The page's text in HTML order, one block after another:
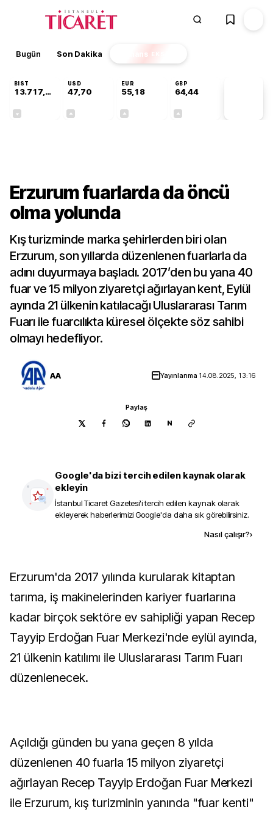
Bugün Son Dakika Finans EKSTRA
BIST
13.717,88
USD
47,70
EUR
55,18
GBP
64,44
Erzurum fuarlarda da öncü
olma yolunda
Kış turizminde marka şehirlerden biri olan
Erzurum, son yıllarda düzenlenen fuarlarla da
adını duyurmaya başladı. 2017’den bu yana 40
fuar ve 15 milyon ziyaretçi ağırlayan kent, Eylül
ayında 21 ülkenin katılacağı Uluslararası Tarım
Fuarı ile fuarcılıkta küresel ölçekte söz sahibi
olmayı hedefliyor.
AA Yayınlanma 14.08.2025, 13:16
Paylaş
N
Google'da bizi tercih edilen kaynak olarak
ekleyin
İstanbul Ticaret Gazetesi'i tercih edilen kaynak olarak
ekleyerek haberlerimizi Google'da daha sık görebilirsiniz.
Nasıl çalışır?›
Erzurum'da 2017 yılında kurularak kitaptan
tarıma, iş makinelerinden kariyer fuarlarına
kadar birçok sektöre ev sahipliği yapan Recep
Tayyip Erdoğan Fuar Merkezi'nde eylül ayında,
21 ülkenin katılımı ile Uluslararası Tarım Fuarı
düzenlenecek.
Açıldığı günden bu yana geçen 8 yılda
düzenlenen 40 fuarla 15 milyon ziyaretçi
ağırlayan Recep Tayyip Erdoğan Fuar Merkezi
ile Erzurum, kış turizminin yanında "fuar kenti"